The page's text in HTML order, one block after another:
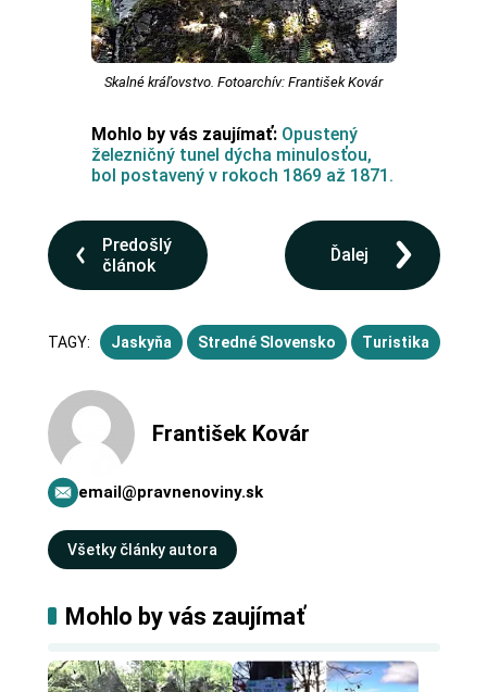
Skalné kráľovstvo. Fotoarchív: František Kovár
Mohlo by vás zaujímať: Opustený
železničný tunel dýcha minulosťou,
bol postavený v rokoch 1869 až 1871.
Predošlý
článok
Ďalej
TAGY: Jaskyňa Stredné Slovensko Turistika
František Kovár
email@pravnenoviny.sk
Všetky články autora
Mohlo by vás zaujímať